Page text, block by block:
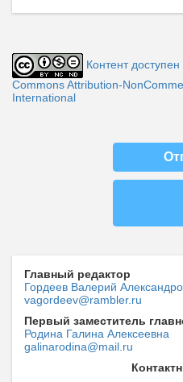
Контент
Commons Attribution-
International
Главный редактор
Гордеев Валерий
vagordeev@rambler.ru
Первый заместитель
Родина Галина Алексеевна
galinarodina@mail.ru